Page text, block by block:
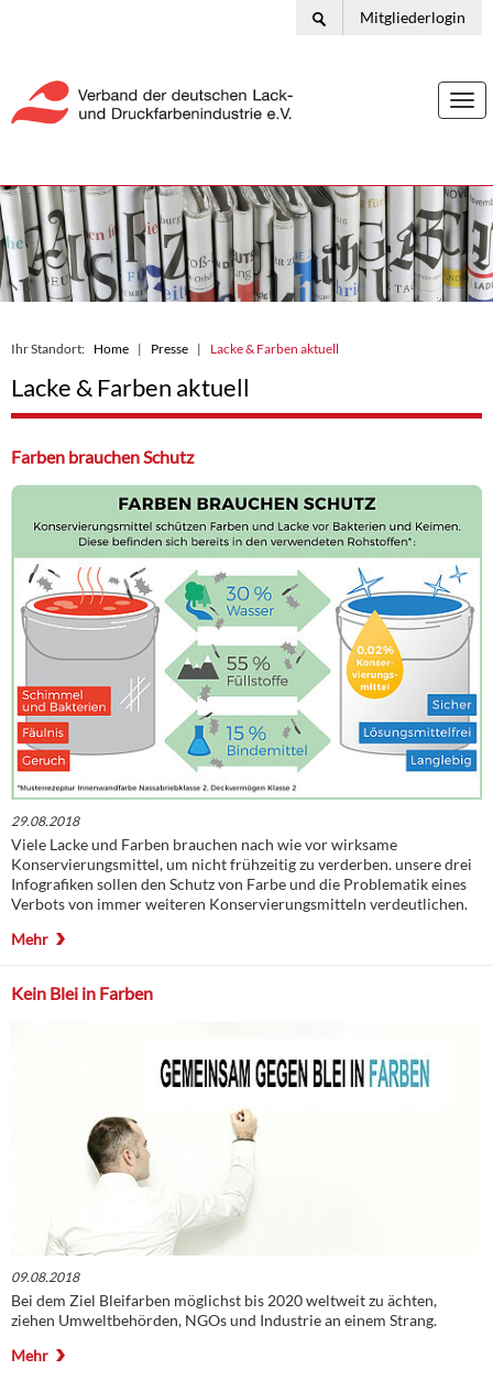
Mitgliederlogin
Ihr Standort: Home Presse Lacke & Farben aktuell
Lacke & Farben aktuell
Farben brauchen Schutz
29.08.2018
Viele Lacke und Farben brauchen nach wie vor wirksame
Konservierungsmittel, um nicht frühzeitig zu verderben. unsere drei
Infografiken sollen den Schutz von Farbe und die Problematik eines
Verbots von immer weiteren Konservierungsmitteln verdeutlichen.
Mehr
Kein Blei in Farben
09.08.2018
Bei dem Ziel Bleifarben möglichst bis 2020 weltweit zu ächten,
ziehen Umweltbehörden, NGOs und Industrie an einem Strang.
Mehr